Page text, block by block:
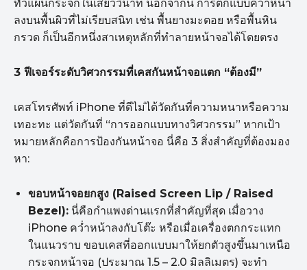
ทั่วแผ่นกระจกในเสี้ยววินาที นอกจากนี้ การตกแบบคว่ำหน้า
ลงบนพื้นผิวที่ไม่เรียบสนิท เช่น พื้นยางมะตอย หรือพื้นหิน
กรวด ก็เป็นอีกหนึ่งสาเหตุหลักที่ทำลายหน้าจอได้โดยตรง
3 ฟีเจอร์ระดับวิศวกรรมที่เคสกันหน้าจอแตก “ต้องมี”
เคสโทรศัพท์ iPhone ที่ดีไม่ได้วัดกันที่ความหนาหรือความ
เทอะทะ แต่วัดกันที่ “การออกแบบทางวิศวกรรม” หากเป้า
หมายหลักคือการป้องกันหน้าจอ นี่คือ 3 สิ่งสำคัญที่ต้องมอง
หา:
ขอบหน้าจอยกสูง (Raised Screen Lip / Raised
Bezel): นี่คือกำแพงด่านแรกที่สำคัญที่สุด เมื่อวาง
iPhone คว่ำหน้าลงกับโต๊ะ หรือเมื่อเครื่องตกกระแทก
ในแนวราบ ขอบเคสที่ออกแบบมาให้ยกตัวสูงขึ้นมาเหนือ
กระจกหน้าจอ (ประมาณ 1.5 – 2.0 มิลลิเมตร) จะทำ